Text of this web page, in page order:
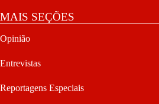
MAIS SEÇÕES
Opinião
Entrevistas
Reportagens Especiais